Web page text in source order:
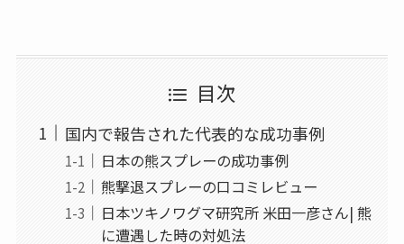
目次
国内で報告された代表的な成功事例
日本の熊スプレーの成功事例
熊撃退スプレーの口コミレビュー
日本ツキノワグマ研究所 米田一彦さん| 熊
に遭遇した時の対処法